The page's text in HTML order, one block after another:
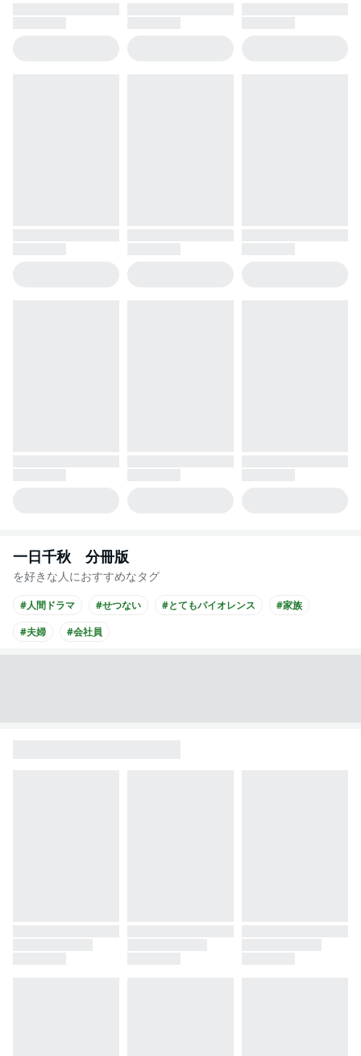
一日千秋 分冊版
を好きな人におすすめなタグ
#人間ドラマ #せつない #とてもバイオレンス
#家族
#夫婦
#会社員